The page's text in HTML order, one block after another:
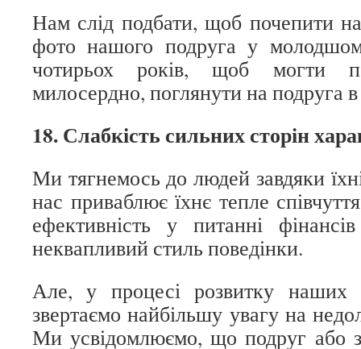
Нам слід подбати, щоб почепити
фото нашого подруга у
чотирьох років, щоб могти
милосердно, поглянути на подруга
18. Слабкість сильних сторін
Ми тягнемось до людей завдяки
нас приваблює їхнє тепле
ефективність у питанні
неквапливий стиль поведінки.
Але, у процесі розвитку наших
звертаємо найбільшу увагу на
Ми усвідомлюємо, що подруг або